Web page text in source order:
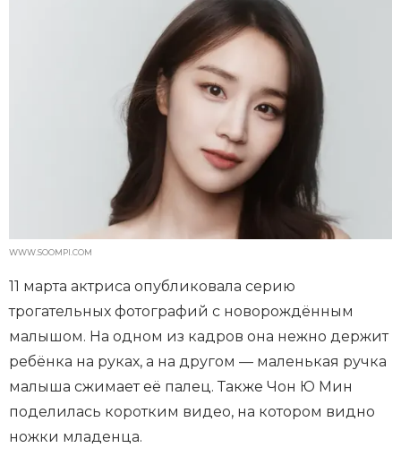
WWW.SOOMPI.COM
11 марта актриса опубликовала серию
трогательных фотографий с новорождённым
малышом. На одном из кадров она нежно держит
ребёнка на руках, а на другом — маленькая ручка
малыша сжимает её палец. Также Чон Ю Мин
поделилась коротким видео, на котором видно
ножки младенца.